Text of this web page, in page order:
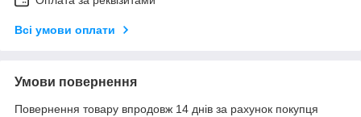
Всі умови оплати
Умови повернення
Повернення товару впродовж 14 днів за рахунок покупця